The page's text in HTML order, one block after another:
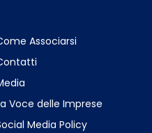
Associarsi
Voce delle Imprese
Media Policy